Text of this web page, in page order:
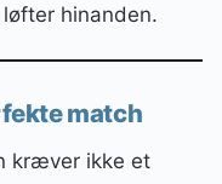
hinanden.
match
kræver ikke et